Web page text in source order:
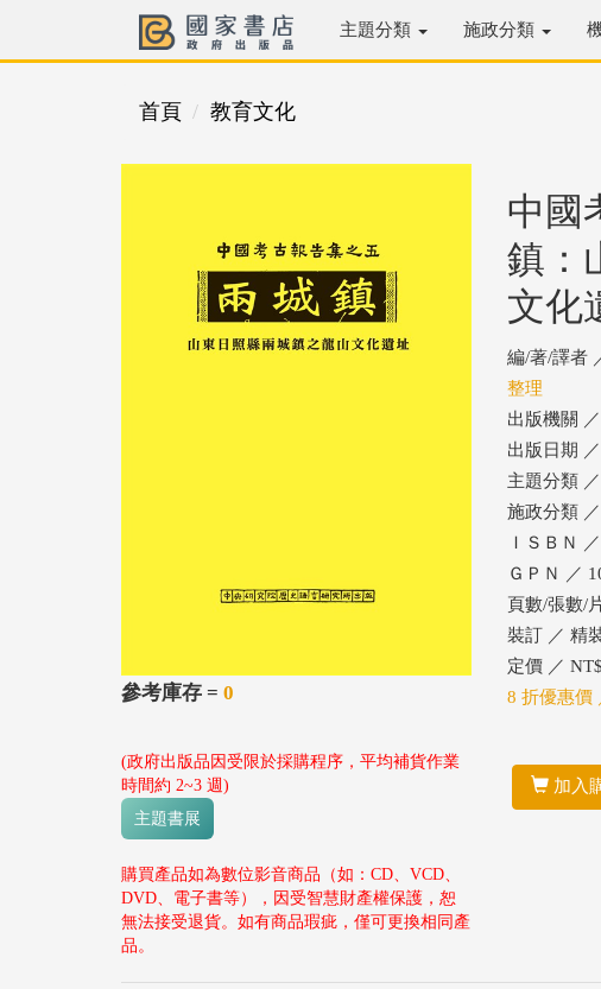
主題分類 施政分類
首頁 教育文化
參考庫存 = 0
(政府出版品因受限於採購程序，平均補貨作業
時間約 2~3 週)
主題書展
購買產品如為數位影音商品（如：CD、VCD、
DVD、電子書等），因受智慧財產權保護，恕
無法接受退貨。如有商品瑕疵，僅可更換相同產
品。
中國
鎮：
文化
編/著/譯者
整理
出版機關 ／
出版日期
主題分類
施政分類
ＩＳＢＮ
ＧＰＮ ／
頁數/張數/
裝訂 ／ 精
定價 ／
8 折優惠價
加入